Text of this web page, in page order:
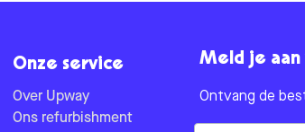
Onze service
Over Upway
Ons refurbishment
Meld je
Ontvang de